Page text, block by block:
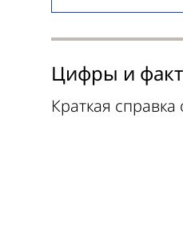
Цифры и
Краткая